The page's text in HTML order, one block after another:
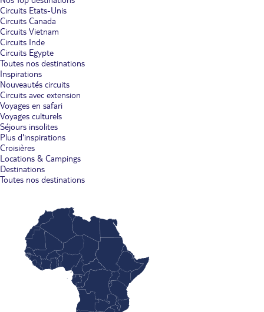
Circuits Etats-Unis
Circuits Canada
Circuits Vietnam
Circuits Inde
Circuits Egypte
Toutes nos destinations
Inspirations
Nouveautés circuits
Circuits avec extension
Voyages en safari
Voyages culturels
Séjours insolites
Plus d'inspirations
Croisières
Locations & Campings
Destinations
Toutes nos destinations